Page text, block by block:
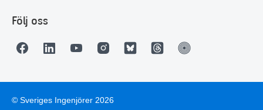
Följ oss
© Sveriges Ingenjörer 2026